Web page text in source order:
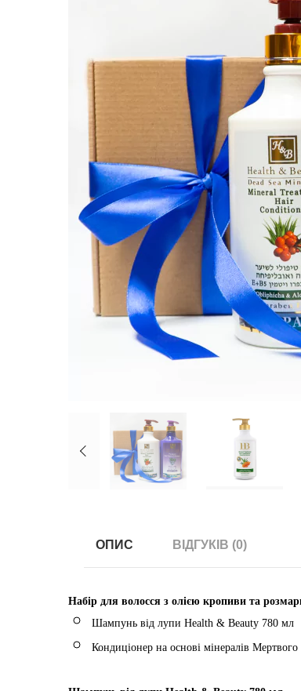
ОПИС ВІДГУКІВ (0)
Набір для волосся з олією кропиви та
Шампунь від лупи Health & Beauty 780 мл
Кондиціонер на основі мінералів